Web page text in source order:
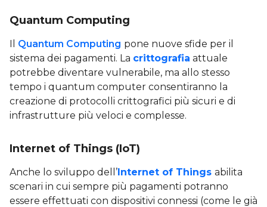
Quantum Computing
Il Quantum Computing pone nuove sfide per il
sistema dei pagamenti. La crittografia attuale
potrebbe diventare vulnerabile, ma allo stesso
tempo i quantum computer consentiranno la
creazione di protocolli crittografici più sicuri e di
infrastrutture più veloci e complesse.
Internet of Things (IoT)
Anche lo sviluppo dell’Internet of Things abilita
scenari in cui sempre più pagamenti potranno
essere effettuati con dispositivi connessi (come le già